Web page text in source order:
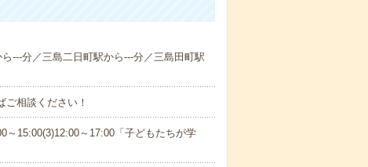
---分／三島二日町駅から---分／三島田町駅
相談ください！
～15:00(3)12:00～17:00「子どもたちが学